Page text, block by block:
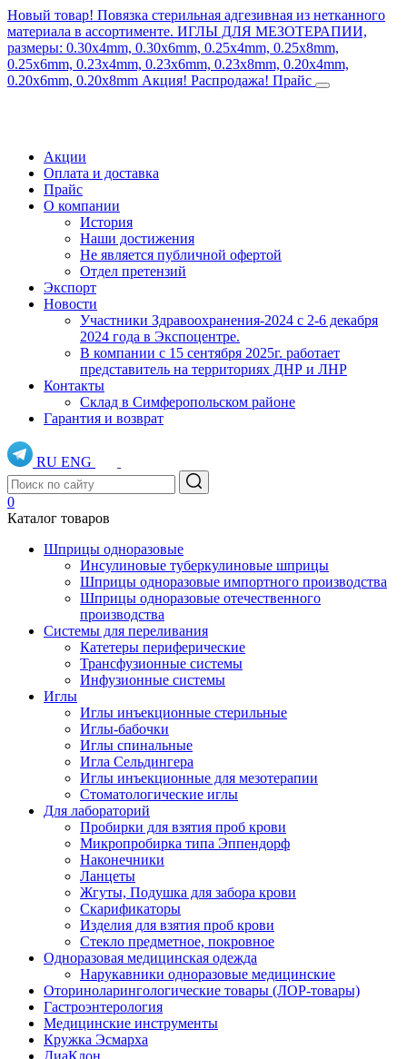
Новый товар! Повязка стерильная адгезивная из нетканного
материала в ассортименте. ИГЛЫ ДЛЯ МЕЗОТЕРАПИИ,
размеры: 0.30x4mm, 0.30x6mm, 0.25x4mm, 0.25x8mm,
0.25x6mm, 0.23x4mm, 0.23x6mm, 0.23x8mm, 0.20x4mm,
0.20x6mm, 0.20x8mm Акция! Распродажа! Прайс
Акции
Оплата и доставка
Прайс
О компании
История
Наши достижения
Не является публичной офертой
Отдел претензий
Экспорт
Новости
Участники Здравоохранения-2024 с 2-6 декабря
2024 года в Экспоцентре.
В компании с 15 сентября 2025г. работает
представитель на территориях ДНР и ЛНР
Контакты
Склад в Симферопольском районе
Гарантия и возврат
RU ENG
0
Каталог товаров
Шприцы одноразовые
Инсулиновые туберкулиновые шприцы
Шприцы одноразовые импортного производства
Шприцы одноразовые отечественного
производства
Системы для переливания
Катетеры периферические
Трансфузионные системы
Инфузионные системы
Иглы
Иглы инъекционные стерильные
Иглы-бабочки
Иглы спинальные
Игла Сельдингера
Иглы инъекционные для мезотерапии
Стоматологические иглы
Для лабораторий
Пробирки для взятия проб крови
Микропробирка типа Эппендорф
Наконечники
Ланцеты
Жгуты, Подушка для забора крови
Скарификаторы
Изделия для взятия проб крови
Стекло предметное, покровное
Одноразовая медицинская одежда
Нарукавники одноразовые медицинские
Оториноларингологические товары (ЛОР-товары)
Гастроэнтерология
Медицинские инструменты
Кружка Эсмарха
ДиаКлон